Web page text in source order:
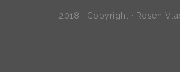
2018 · Copyright · Rosen